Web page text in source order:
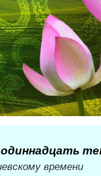
времени